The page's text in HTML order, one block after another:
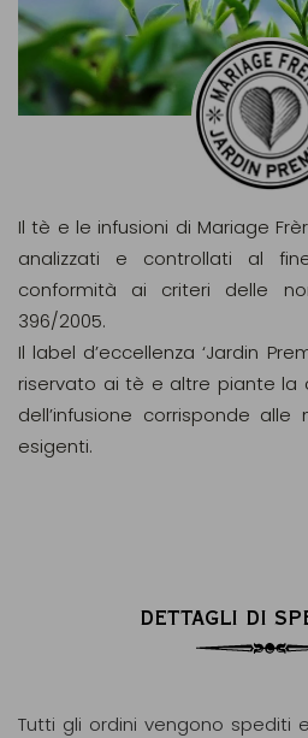
Il tè e le infusioni di Mariage
analizzati e controllati al
conformità ai criteri delle
396/2005.
Il label d’eccellenza ‘Jardin
riservato ai tè e altre piante la
dell’infusione corrisponde
esigenti.
DETTAGLI DI
Tutti gli ordini vengono spediti